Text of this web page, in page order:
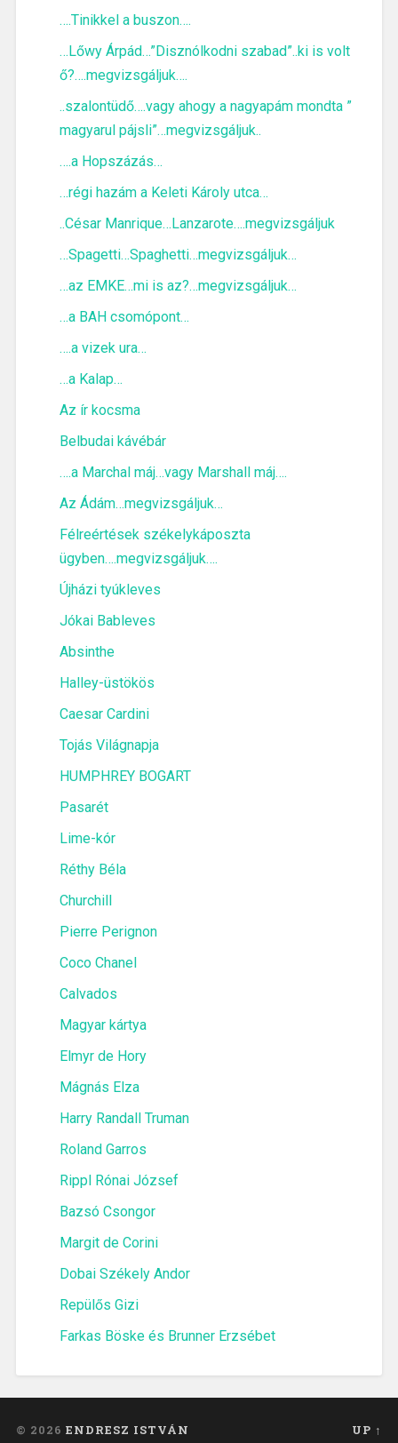
….Tinikkel a buszon….
…Lőwy Árpád…”Disznólkodni szabad”..ki is volt
ő?….megvizsgáljuk….
..szalontüdő….vagy ahogy a nagyapám mondta ”
magyarul pájsli”…megvizsgáljuk..
….a Hopszázás…
…régi hazám a Keleti Károly utca…
..César Manrique…Lanzarote….megvizsgáljuk
…Spagetti…Spaghetti…megvizsgáljuk…
…az EMKE…mi is az?…megvizsgáljuk…
…a BAH csomópont…
….a vizek ura…
…a Kalap…
Az ír kocsma
Belbudai kávébár
….a Marchal máj…vagy Marshall máj….
Az Ádám…megvizsgáljuk…
Félreértések székelykáposzta
ügyben….megvizsgáljuk….
Újházi tyúkleves
Jókai Bableves
Absinthe
Halley-üstökös
Caesar Cardini
Tojás Világnapja
HUMPHREY BOGART
Pasarét
Lime-kór
Réthy Béla
Churchill
Pierre Perignon
Coco Chanel
Calvados
Magyar kártya
Elmyr de Hory
Mágnás Elza
Harry Randall Truman
Roland Garros
Rippl Rónai József
Bazsó Csongor
Margit de Corini
Dobai Székely Andor
Repülős Gizi
Farkas Böske és Brunner Erzsébet
© 2026 ENDRESZ ISTVÁN UP ↑